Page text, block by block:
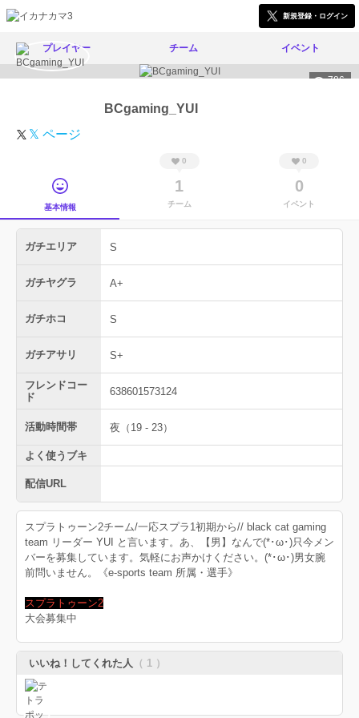
新規登録・ログイン
プレイヤー チーム イベント
786
BCgaming_YUI
𝕏 ページ
基本情報
0
1
チーム
0
0
イベント
ガチエリア S
ガチヤグラ A+
ガチホコ S
ガチアサリ S+
フレンドコー
ド
638601573124
活動時間帯 夜（19 - 23）
よく使うブキ
配信URL
スプラトゥーン2チーム/一応スプラ1初期から// black cat gaming
team リーダー YUI と言います。あ、【男】なんで(*･ω･)只今メン
バーを募集しています。気軽にお声かけください。(*･ω･)男女腕
前問いません。《e-sports team 所属・選手》
スプラトゥーン2
大会募集中
いいね！してくれた人 （ 1 ）